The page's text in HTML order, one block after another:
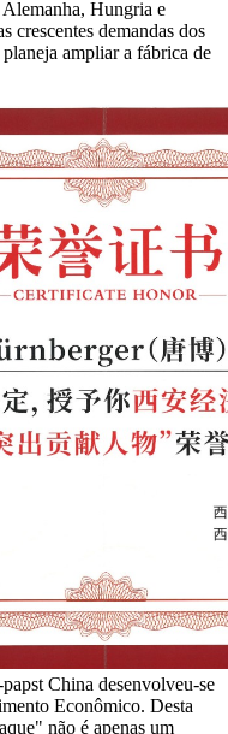
Hungria e
crescentes demandas dos
ampliar a fábrica de
China desenvolveu-se
Econômico. Desta
não é apenas um